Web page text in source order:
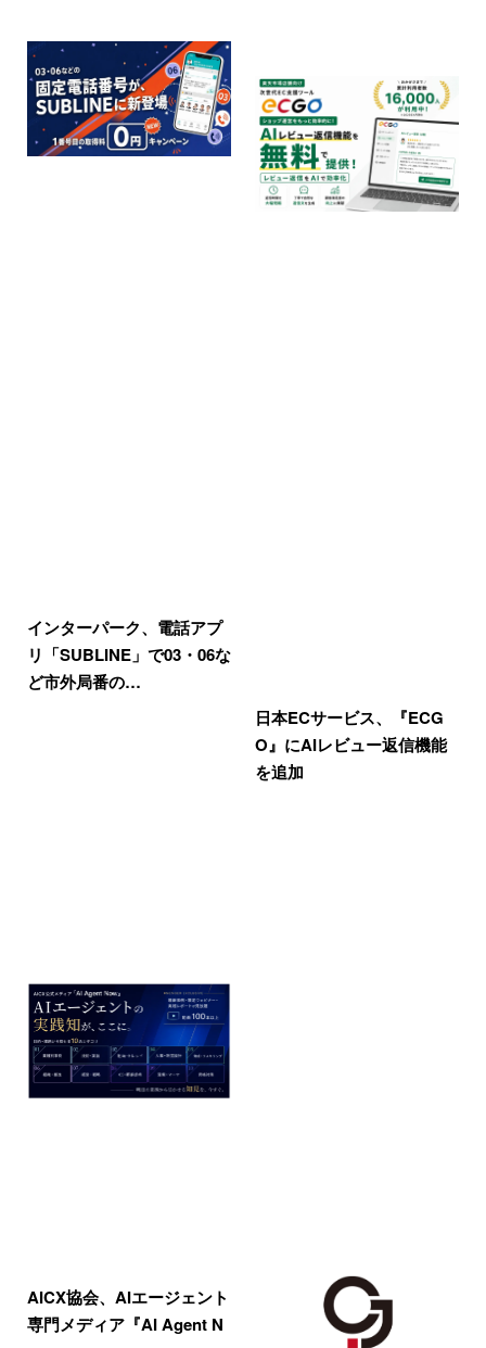
インターパーク、電話アプ
リ「SUBLINE」で03・06な
ど市外局番の…
日本ECサービス、『ECG
O』にAIレビュー返信機能
を追加
AICX協会、AIエージェント
専門メディア『AI Agent N